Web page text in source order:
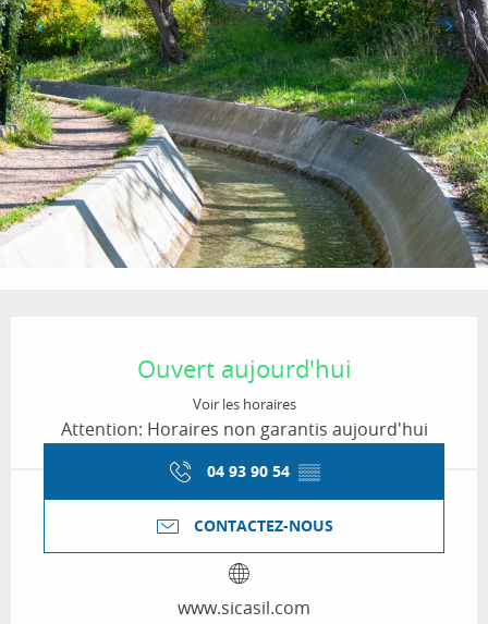
Ouvert aujourd'hui
Voir les horaires
Attention: Horaires non garantis aujourd'hui
04 93 90 54 ▒▒
CONTACTEZ-NOUS
www.sicasil.com